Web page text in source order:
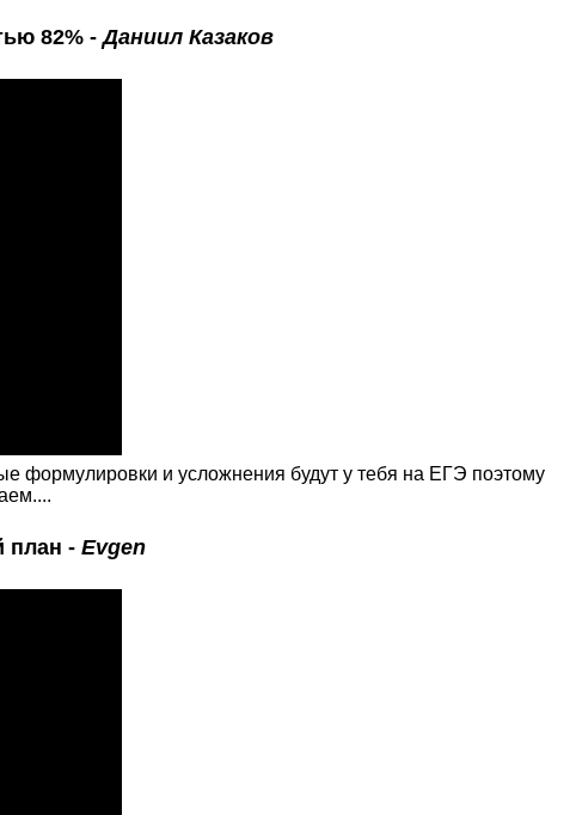
82% -Даниил Казаков
формулировки и усложнения будут у тебя на ЕГЭ поэтому
план - Evgen